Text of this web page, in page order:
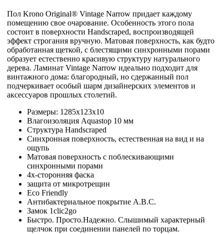
Пол Krono Original® Vintage Narrow придает каждому
помещению свое очарование. Особенность этого пола
состоит в поверхности Handscraped, воспроизводящей
эффект строгания вручную. Матовая поверхность, как будто
обработанная щеткой, с блестящими синхронными порами
образует естественно красивую структуру натурального
дерева. Ламинат Vintage Narrow идеально подходит для
винтажного дома: благородный, но сдержанный пол
подчеркивает особый шарм дизайнерских элементов и
аксессуаров прошлых столетий.
Размеры: 1285x123x10
Влагоизоляция Aquastop 10 мм
Структура Handscraped
Синхронная поверхность, естественная на вид и на
ощупь
Матовая поверхность с поблескивающими
синхронными порами
4х-сторонняя фаска
защита от микротрещин
Eco Friendly
Антибактериальное покрытие A.B.C.
Замок 1clic2gо
Быстро. Просто.Надежно. Слышимый характерный
щелчок при соединении панелей по торцам.